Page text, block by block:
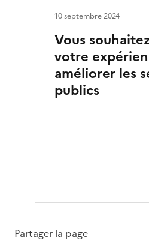
Vous
votre
améliorer les
publics
10 septembre 2024
Partager la page